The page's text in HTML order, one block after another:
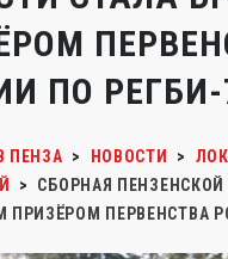
ПО РЕГБИ-
ПЕНЗА > НОВОСТИ >
>
СБОРНАЯ
ПРИЗЁРОМ ПЕРВЕНСТВА